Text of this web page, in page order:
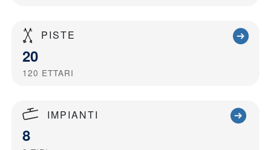
PISTE
20
120 ETTARI
IMPIANTI
8